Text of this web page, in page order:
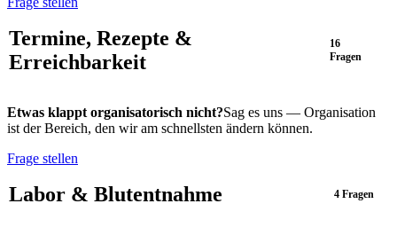
Termine, Rezepte &
Erreichbarkeit
16
Fragen
Etwas klappt organisatorisch nicht?Sag es uns — Organisation
ist der Bereich, den wir am schnellsten ändern können.
Frage stellen
Labor & Blutentnahme 4 Fragen